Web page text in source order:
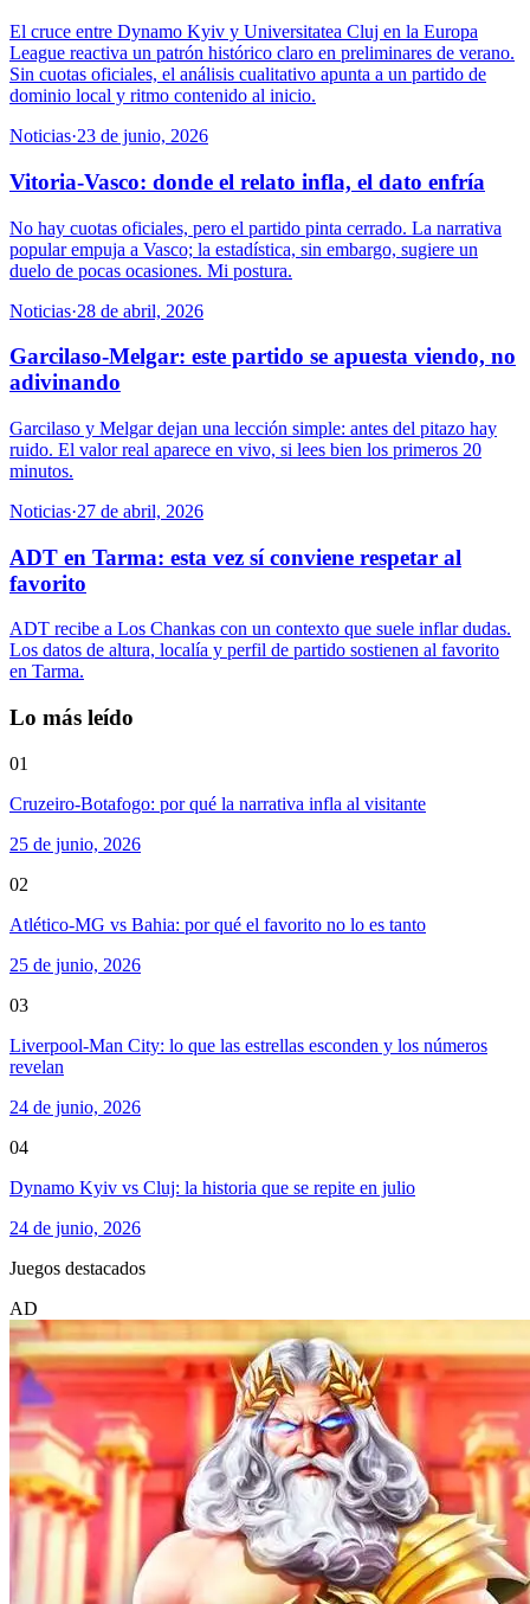
El cruce entre Dynamo Kyiv y Universitatea Cluj en la Europa
League reactiva un patrón histórico claro en preliminares de verano.
Sin cuotas oficiales, el análisis cualitativo apunta a un partido de
dominio local y ritmo contenido al inicio.
Noticias·23 de junio, 2026
Vitoria-Vasco: donde el relato infla, el dato enfría
No hay cuotas oficiales, pero el partido pinta cerrado. La narrativa
popular empuja a Vasco; la estadística, sin embargo, sugiere un
duelo de pocas ocasiones. Mi postura.
Noticias·28 de abril, 2026
Garcilaso-Melgar: este partido se apuesta viendo, no
adivinando
Garcilaso y Melgar dejan una lección simple: antes del pitazo hay
ruido. El valor real aparece en vivo, si lees bien los primeros 20
minutos.
Noticias·27 de abril, 2026
ADT en Tarma: esta vez sí conviene respetar al
favorito
ADT recibe a Los Chankas con un contexto que suele inflar dudas.
Los datos de altura, localía y perfil de partido sostienen al favorito
en Tarma.
Lo más leído
01
Cruzeiro-Botafogo: por qué la narrativa infla al visitante
25 de junio, 2026
02
Atlético-MG vs Bahia: por qué el favorito no lo es tanto
25 de junio, 2026
03
Liverpool-Man City: lo que las estrellas esconden y los números
revelan
24 de junio, 2026
04
Dynamo Kyiv vs Cluj: la historia que se repite en julio
24 de junio, 2026
Juegos destacados
AD